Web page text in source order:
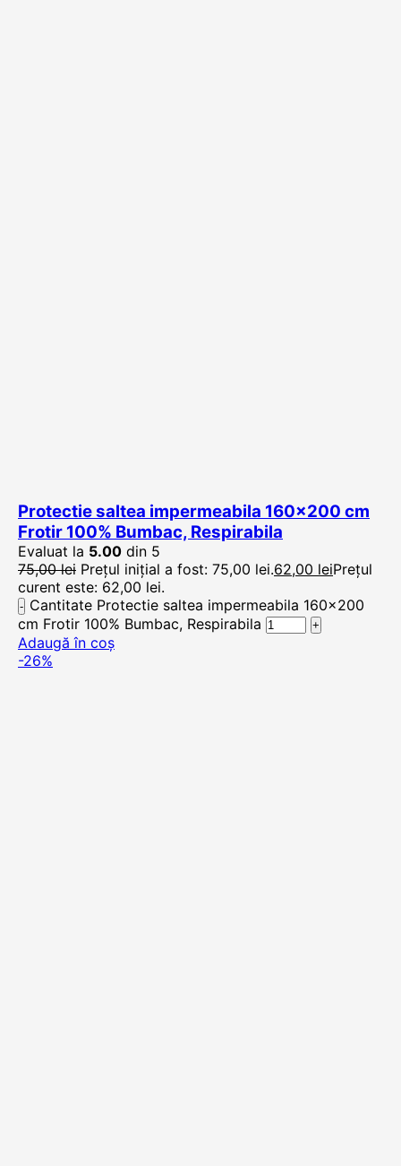
Protectie saltea impermeabila 160×200 cm
Frotir 100% Bumbac, Respirabila
Evaluat la 5.00 din 5
75,00lei Prețul inițial a fost: 75,00 lei.62,00 leiPrețul
curent este: 62,00 lei.
Cantitate Protectie saltea impermeabila 160x200
cm Frotir 100% Bumbac, Respirabila
Adaugă în coș
-26%